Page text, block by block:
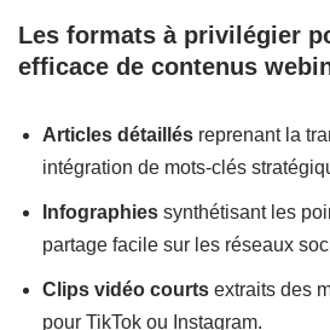
Les formats à privilégier
efficace de contenus
Articles détaillés reprenant la
intégration de mots-clés
Infographies synthétisant les
partage facile sur les réseaux
Clips vidéo courts extraits des
pour TikTok ou Instagram.